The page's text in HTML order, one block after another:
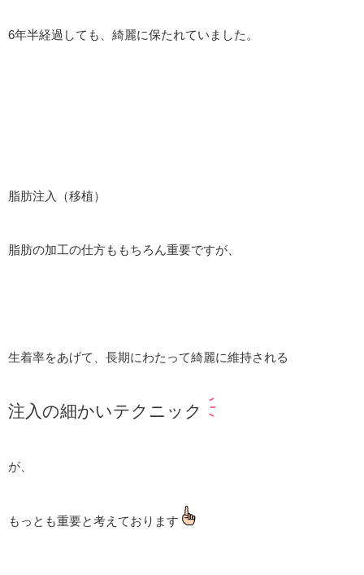
6年半経過しても、綺麗に保たれていました。
脂肪注入（移植）
脂肪の加工の仕方ももちろん重要ですが、
生着率をあげて、長期にわたって綺麗に維持される
注入の細かいテクニック
が、
もっとも重要と考えております